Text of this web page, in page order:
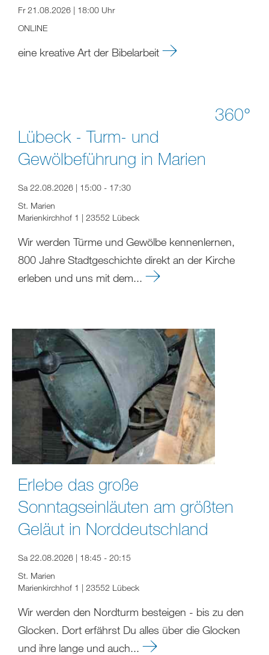
Fr 21.08.2026 | 18:00 Uhr
ONLINE
eine kreative Art der Bibelarbeit
360°
Lübeck - Turm- und
Gewölbeführung in Marien
Sa 22.08.2026 | 15:00 - 17:30
St. Marien
Marienkirchhof 1 | 23552 Lübeck
Wir werden Türme und Gewölbe kennenlernen,
800 Jahre Stadtgeschichte direkt an der Kirche
erleben und uns mit dem...
Erlebe das große
Sonntagseinläuten am größten
Geläut in Norddeutschland
Sa 22.08.2026 | 18:45 - 20:15
St. Marien
Marienkirchhof 1 | 23552 Lübeck
Wir werden den Nordturm besteigen - bis zu den
Glocken. Dort erfährst Du alles über die Glocken
und ihre lange und auch...